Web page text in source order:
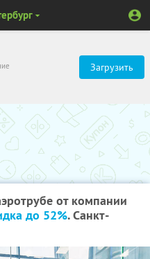
Загрузить
от компании
до 52%. Санкт-